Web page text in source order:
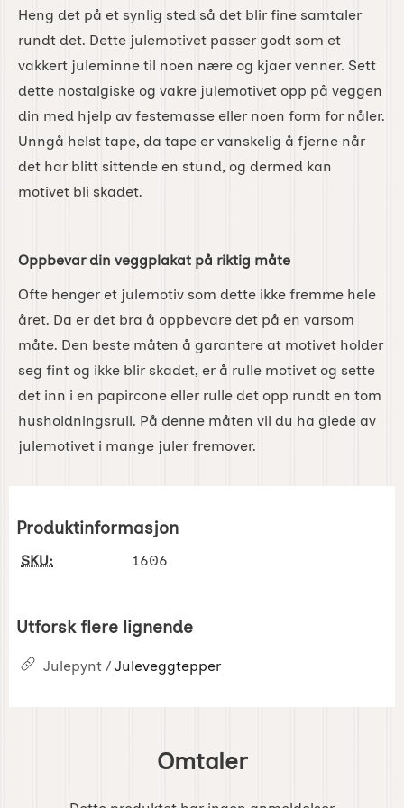
Heng det på et synlig sted så det blir fine samtaler
rundt det. Dette julemotivet passer godt som et
vakkert juleminne til noen nære og kjaer venner. Sett
dette nostalgiske og vakre julemotivet opp på veggen
din med hjelp av festemasse eller noen form for nåler.
Unngå helst tape, da tape er vanskelig å fjerne når
det har blitt sittende en stund, og dermed kan
motivet bli skadet.
Oppbevar din veggplakat på riktig måte
Ofte henger et julemotiv som dette ikke fremme hele
året. Da er det bra å oppbevare det på en varsom
måte. Den beste måten å garantere at motivet holder
seg fint og ikke blir skadet, er å rulle motivet og sette
det inn i en papircone eller rulle det opp rundt en tom
husholdningsrull. På denne måten vil du ha glede av
julemotivet i mange juler fremover.
Produktinformasjon
SKU: 1606
Utforsk flere lignende
Julepynt / Juleveggtepper
Omtaler